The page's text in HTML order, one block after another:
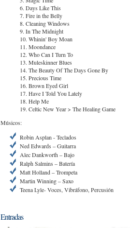
6. Days Like This
7. Fire in the Belly
8. Cleaning Windows
9. In The Midnight
10. Whinin' Boy Moan
11. Moondance
12. Who Can I Turn To
13. Muleskinner Blues
14. The Beauty Of The Days Gone By
15. Precious Time
16. Brown Eyed Girl
17. Have I Told You Lately
18. Help Me
19. Celtic New Year > The Healing Game
Músicos:
Robin Asplan - Teclados
Ned Edwards – Guitarra
Alec Dankworth – Bajo
Ralph Salmins – Batería
Matt Holland – Trompeta
Martin Winning – Saxo
Teena Lyle- Voces, Vibráfono, Percusión
Entradas